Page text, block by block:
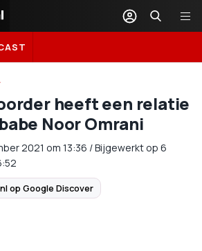
heeft een relatie
Noor Omrani
2021 om 13:36 /Bijgewerkt op 6
op Google Discover